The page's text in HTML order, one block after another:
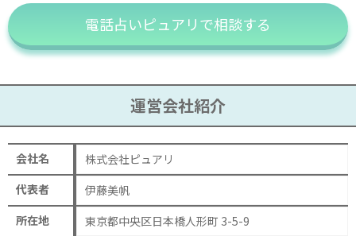
電話占いピュアリで相談する
運営会社紹介
会社名
株式会社ピュアリ
代表者
伊藤美帆
所在地
東京都中央区日本橋人形町 3-5-9